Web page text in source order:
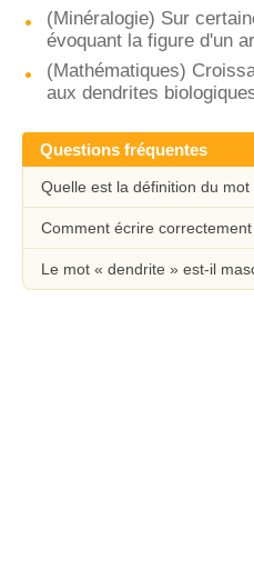
(Minéralogie) Sur
évoquant la figure d'un
(Mathématiques)
aux dendrites
Questions fréquentes
Quelle est la définition du
Comment écrire
Le mot « dendrite » est-il